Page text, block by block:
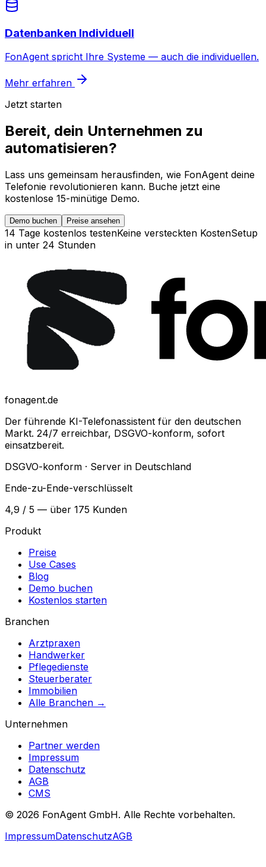
Datenbanken Individuell
FonAgent spricht Ihre Systeme — auch die individuellen.
Mehr erfahren
Jetzt starten
Bereit, dein Unternehmen zu
automatisieren?
Lass uns gemeinsam herausfinden, wie FonAgent deine
Telefonie revolutionieren kann. Buche jetzt eine
kostenlose 15-minütige Demo.
Demo buchen Preise ansehen
14 Tage kostenlos testenKeine versteckten KostenSetup
in unter 24 Stunden
fonagent.de
Der führende KI-Telefonassistent für den deutschen
Markt. 24/7 erreichbar, DSGVO-konform, sofort
einsatzbereit.
DSGVO-konform · Server in Deutschland
Ende-zu-Ende-verschlüsselt
4,9 / 5 — über 175 Kunden
Produkt
Preise
Use Cases
Blog
Demo buchen
Kostenlos starten
Branchen
Arztpraxen
Handwerker
Pflegedienste
Steuerberater
Immobilien
Alle Branchen →
Unternehmen
Partner werden
Impressum
Datenschutz
AGB
CMS
© 2026 FonAgent GmbH. Alle Rechte vorbehalten.
ImpressumDatenschutzAGB